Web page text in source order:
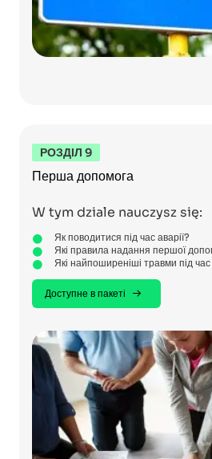
РОЗДІЛ 9
Перша допомога
W tym dziale nauczysz się:
Як поводитися під час аварії?
Які правила надання першої
Які найпоширеніші травми під час
Доступне в пакеті